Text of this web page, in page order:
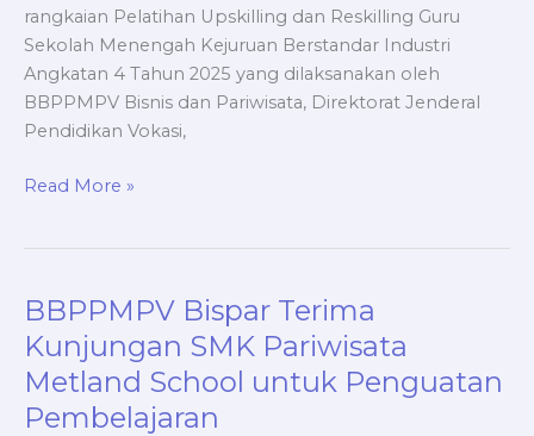
rangkaian Pelatihan Upskilling dan Reskilling Guru
Sekolah Menengah Kejuruan Berstandar Industri
Angkatan 4 Tahun 2025 yang dilaksanakan oleh
BBPPMPV Bisnis dan Pariwisata, Direktorat Jenderal
Pendidikan Vokasi,
Read More »
BBPPMPV Bispar Terima
Kunjungan SMK Pariwisata
Metland School untuk Penguatan
Pembelajaran
BBPPMPV
Bispar
Terima
Kunjungan
SMK